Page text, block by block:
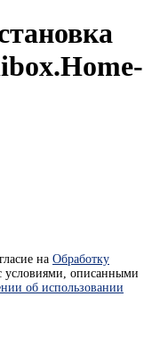
на Обработку
условиями, описанными
об использовании